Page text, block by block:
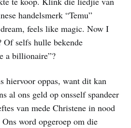
handelsmerk “Temu”
feels like magic. Now I
Of selfs hulle bekende
a billionaire”?
hiervoor oppas, want dit kan
al ons geld op onsself spandeer
van mede Christene in nood
word opgeroep om die